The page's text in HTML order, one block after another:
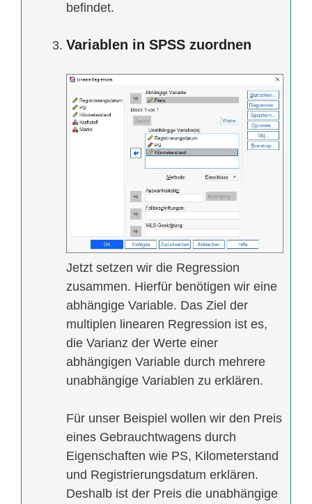
befindet.
Variablen in SPSS zuordnen
Jetzt setzen wir die Regression
zusammen. Hierfür benötigen wir eine
abhängige Variable. Das Ziel der
multiplen linearen Regression ist es,
die Varianz der Werte einer
abhängigen Variable durch mehrere
unabhängige Variablen zu erklären.
Für unser Beispiel wollen wir den Preis
eines Gebrauchtwagens durch
Eigenschaften wie PS, Kilometerstand
und Registrierungsdatum erklären.
Deshalb ist der Preis die unabhängige